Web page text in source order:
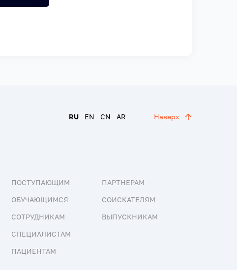
RU EN CN AR Наверх
ПОСТУПАЮЩИМ
ОБУЧАЮЩИМСЯ
СОТРУДНИКАМ
СПЕЦИАЛИСТАМ
ПАЦИЕНТАМ
ПАРТНЕРАМ
СОИСКАТЕЛЯМ
ВЫПУСКНИКАМ